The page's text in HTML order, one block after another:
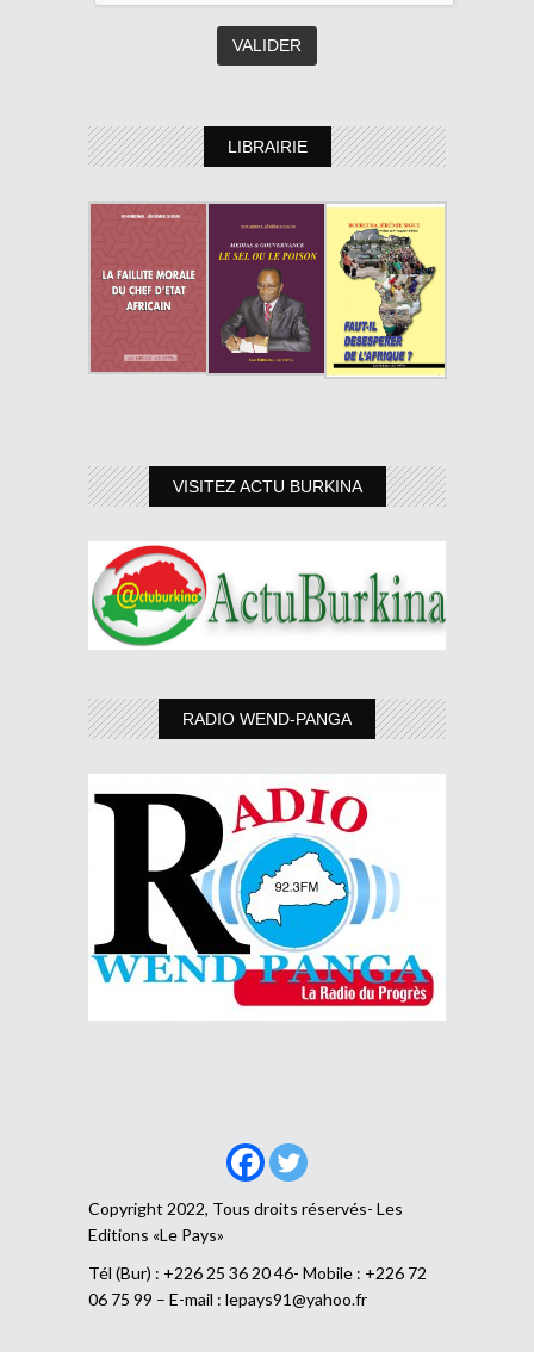
LIBRAIRIE
VISITEZ ACTU BURKINA
RADIO WEND-PANGA
Copyright 2022, Tous droits réservés- Les
Editions «Le Pays»
Tél (Bur) : +226 25 36 20 46- Mobile : +226 72
06 75 99 – E-mail : lepays91@yahoo.fr